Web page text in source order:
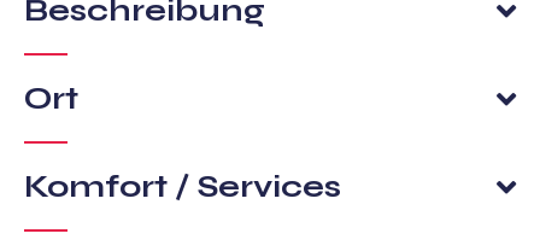
Beschreibung
Ort
Komfort / Services